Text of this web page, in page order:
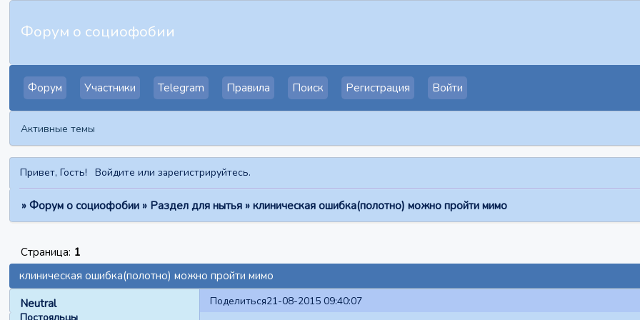
Форум о социофобии
Форум Участники Telegram Правила Поиск Регистрация Войти
Активные темы
Привет, Гость! Войдите илизарегистрируйтесь.
» Форум о социофобии » Раздел для нытья » клиническая ошибка(полотно) можно пройти мимо
клиническая ошибка(полотно) можно пройти мимо
Страница: 1
Поделиться21-08-2015 09:40:07
Neutral